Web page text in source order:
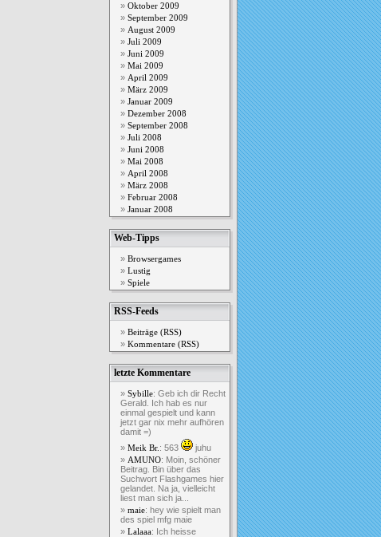
Oktober 2009
September 2009
August 2009
Juli 2009
Juni 2009
Mai 2009
April 2009
März 2009
Januar 2009
Dezember 2008
September 2008
Juli 2008
Juni 2008
Mai 2008
April 2008
März 2008
Februar 2008
Januar 2008
Web-Tipps
Browsergames
Lustig
Spiele
RSS-Feeds
Beiträge (RSS)
Kommentare (RSS)
letzte Kommentare
Sybille: Geb ich dir Recht
Gerald. Ich hab es nur
einmal gespielt und kann
jetzt gar nix mehr aufhören
damit =)
Meik Br. : 563 juhu
AMUNO: Moin, schöner
Beitrag. Bin über das
Suchwort Flashgames hier
gelandet. Na ja, vielleicht
liest man sich ja...
maie: hey wie spielt man
des spiel mfg maie
Lalaaa: Ich heisse